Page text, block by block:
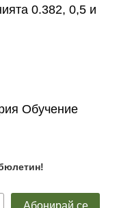
0.382, 0,5 и
Обучение